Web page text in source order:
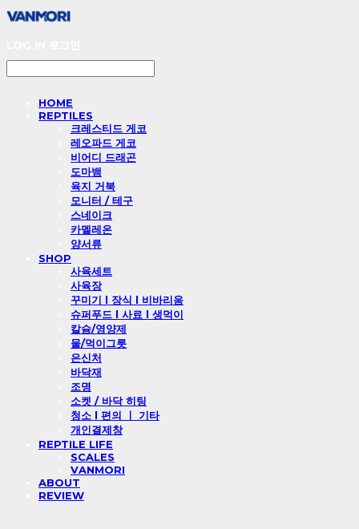
HOME
REPTILES
크레스티드 게코
레오파드 게코
비어디 드래곤
도마뱀
육지 거북
모니터 / 테구
스네이크
카멜레온
양서류
SHOP
사육세트
사육장
꾸미기 l 장식 l 비바리움
슈퍼푸드 l 사료 l 생먹이
칼슘/영양제
물/먹이그릇
은신처
바닥재
조명
소켓 / 바닥 히팅
청소 l 편의 ㅣ 기타
개인결제창
REPTILE LIFE
SCALES
VANMORI
ABOUT
REVIEW